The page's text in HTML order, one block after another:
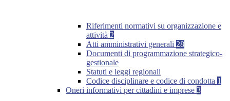
Riferimenti normativi su organizzazione e
attività 2
Atti amministrativi generali 28
Documenti di programmazione strategico-
gestionale
Statuti e leggi regionali
Codice disciplinare e codice di condotta 1
Oneri informativi per cittadini e imprese 3